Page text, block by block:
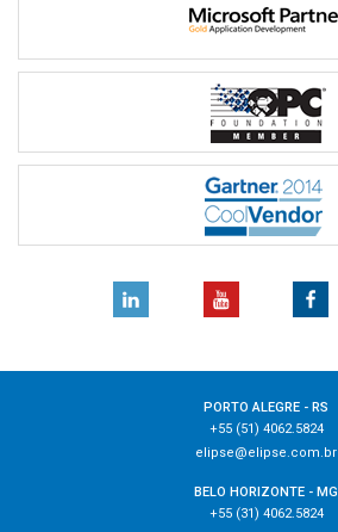
PORTO ALEGRE - RS
+55 (51) 4062.5824
elipse@elipse.com.br
BELO HORIZONTE - MG
+55 (31) 4062.5824